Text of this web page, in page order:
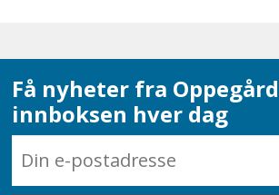
Få nyheter fra
innboksen hver dag